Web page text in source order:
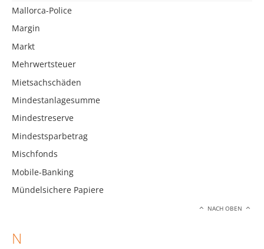
Mallorca-Police
Margin
Markt
Mehrwertsteuer
Mietsachschäden
Mindestanlagesumme
Mindestreserve
Mindestsparbetrag
Mischfonds
Mobile-Banking
Mündelsichere Papiere
NACH OBEN
N